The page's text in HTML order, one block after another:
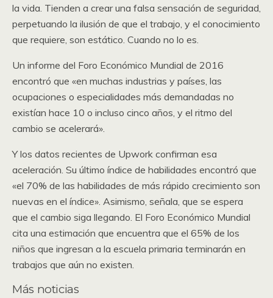
la vida. Tienden a crear una falsa sensación de seguridad,
perpetuando la ilusión de que el trabajo, y el conocimiento
que requiere, son estático. Cuando no lo es.
Un informe del Foro Económico Mundial de 2016
encontró que «en muchas industrias y países, las
ocupaciones o especialidades más demandadas no
existían hace 10 o incluso cinco años, y el ritmo del
cambio se acelerará».
Y los datos recientes de Upwork confirman esa
aceleración. Su último índice de habilidades encontró que
«el 70% de las habilidades de más rápido crecimiento son
nuevas en el índice». Asimismo, señala, que se espera
que el cambio siga llegando. El Foro Económico Mundial
cita una estimación que encuentra que el 65% de los
niños que ingresan a la escuela primaria terminarán en
trabajos que aún no existen.
Más noticias